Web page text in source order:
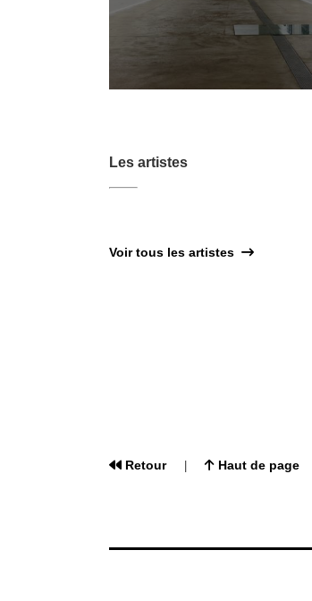
Les artistes
Voir tous les artistes
Retour| Haut de page